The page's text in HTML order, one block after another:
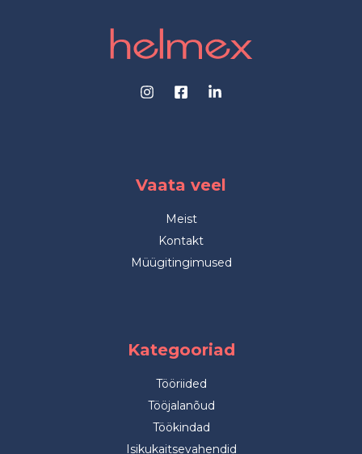
Vaata veel
Meist
Kontakt
Müügitingimused
Kategooriad
Tööriided
Tööjalanõud
Töökindad
Isikukaitsevahendid